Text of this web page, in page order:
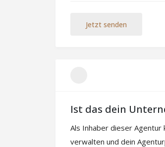
Jetzt senden
Ist das dein
Als Inhaber dieser Agentur
verwalten und dein